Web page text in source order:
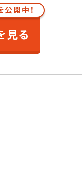
開中！
見る